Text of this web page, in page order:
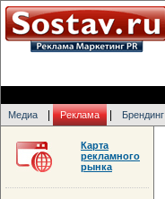
Медиа Реклама Брендинг
Карта
рекламного
рынка